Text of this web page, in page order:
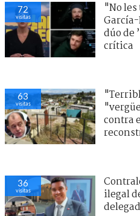
72
visitas
"No
dúo de
crítica
63
visitas
contra
36
visitas
ilegal